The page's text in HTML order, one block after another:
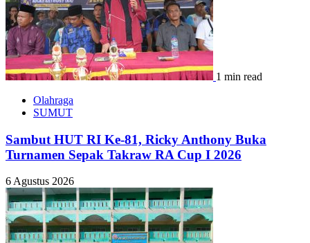
1 min read
Olahraga
SUMUT
Sambut HUT RI Ke-81, Ricky Anthony Buka
Turnamen Sepak Takraw RA Cup I 2026
6 Agustus 2026